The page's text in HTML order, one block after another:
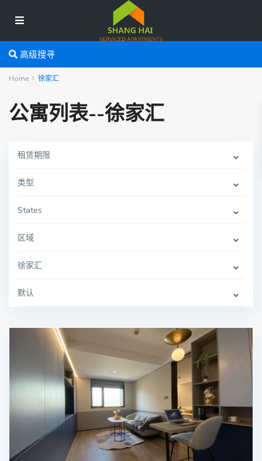
高级搜寻
Home 徐家汇
公寓列表--徐家汇
租赁期限
类型
States
区域
徐家汇
默认